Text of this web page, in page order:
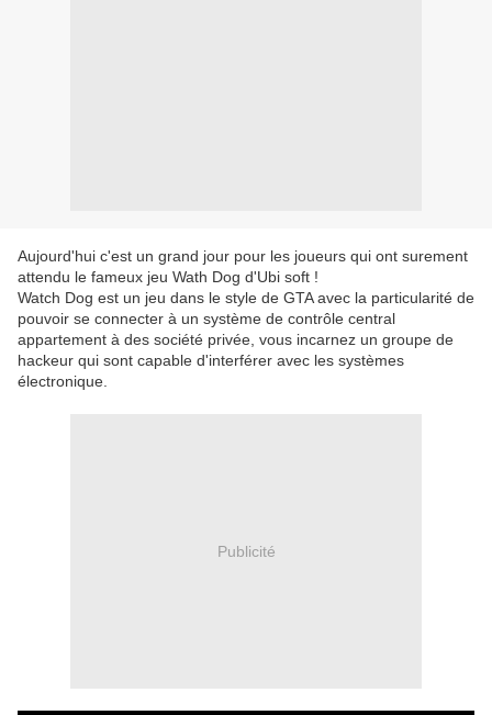
Aujourd'hui c'est un grand jour pour les joueurs qui ont surement
attendu le fameux jeu Wath Dog d'Ubi soft !
Watch Dog est un jeu dans le style de GTA avec la particularité de
pouvoir se connecter à un système de contrôle central
appartement à des société privée, vous incarnez un groupe de
hackeur qui sont capable d'interférer avec les systèmes
électronique.
Publicité